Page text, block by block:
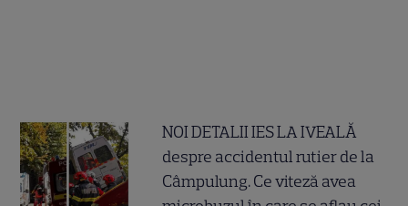
NOI DETALII IES LA IVEALĂ
despre accidentul rutier de la
Câmpulung. Ce viteză avea